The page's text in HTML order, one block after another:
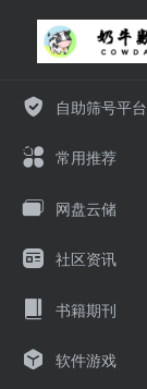
自助筛号平台
常用推荐
网盘云储
社区资讯
书籍期刊
软件游戏